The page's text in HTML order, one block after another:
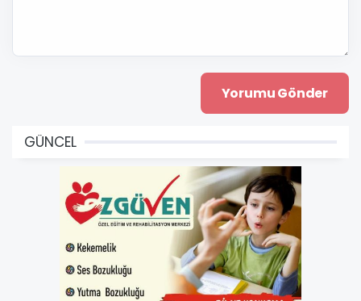
GÜNCEL